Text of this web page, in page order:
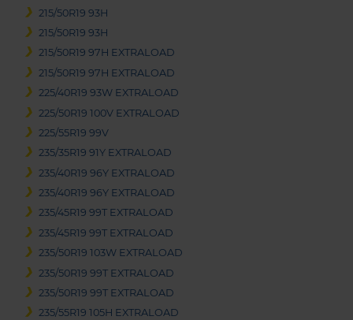
215/50R19 93H
215/50R19 93H
215/50R19 97H EXTRALOAD
215/50R19 97H EXTRALOAD
225/40R19 93W EXTRALOAD
225/50R19 100V EXTRALOAD
225/55R19 99V
235/35R19 91Y EXTRALOAD
235/40R19 96Y EXTRALOAD
235/40R19 96Y EXTRALOAD
235/45R19 99T EXTRALOAD
235/45R19 99T EXTRALOAD
235/50R19 103W EXTRALOAD
235/50R19 99T EXTRALOAD
235/50R19 99T EXTRALOAD
235/55R19 105H EXTRALOAD